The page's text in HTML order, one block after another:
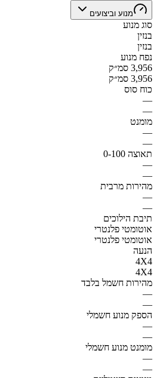
מנוע וביצועים
סוג מנוע
בנזין
בנזין
נפח מנוע
3,956 סמ״ק
3,956 סמ״ק
כוח סוס
—
—
מומנט
—
—
תאוצה 0-100
—
—
מהירות מרבית
—
—
תיבת הילוכים
אוטומטי פלנטרי
אוטומטי פלנטרי
הנעה
4X4
4X4
מהירות חשמל בלבד
—
—
הספק מנוע חשמלי
—
—
מומנט מנוע חשמלי
—
—